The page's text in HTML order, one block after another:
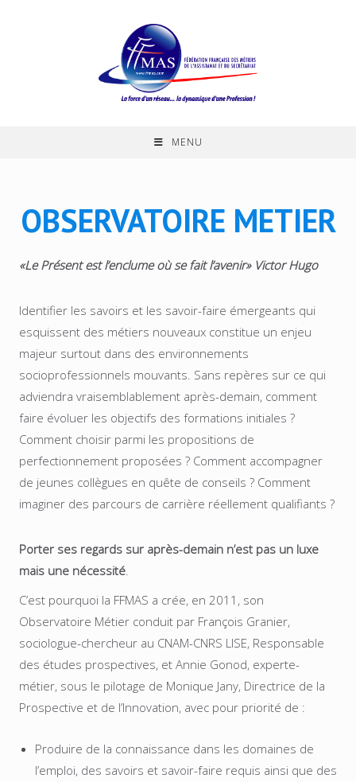
MENU
OBSERVATOIRE METIER
«Le Présent est l’enclume où se fait l’avenir» Victor Hugo
Identifier les savoirs et les savoir-faire émergeants qui
esquissent des métiers nouveaux constitue un enjeu
majeur surtout dans des environnements
socioprofessionnels mouvants. Sans repères sur ce qui
adviendra vraisemblablement après-demain, comment
faire évoluer les objectifs des formations initiales ?
Comment choisir parmi les propositions de
perfectionnement proposées ? Comment accompagner
de jeunes collègues en quête de conseils ? Comment
imaginer des parcours de carrière réellement qualifiants ?
Porter ses regards sur après-demain n’est pas un luxe
mais une nécessité
C’est pourquoi la FFMAS a crée, en 2011, son
Observatoire Métier conduit par François Granier,
sociologue-chercheur au CNAM-CNRS LISE, Responsable
des études prospectives, et Annie Gonod, experte-
métier, sous le pilotage de Monique Jany, Directrice de la
Prospective et de l’Innovation, avec pour priorité de :
Produire de la connaissance dans les domaines de
l’emploi, des savoirs et savoir-faire requis ainsi que des